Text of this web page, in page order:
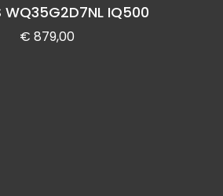
WQ35G2D7NL IQ500
€ 879,00